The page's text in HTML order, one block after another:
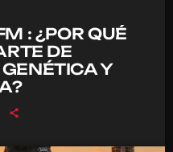
: ¿POR QUÉ
DE
Y